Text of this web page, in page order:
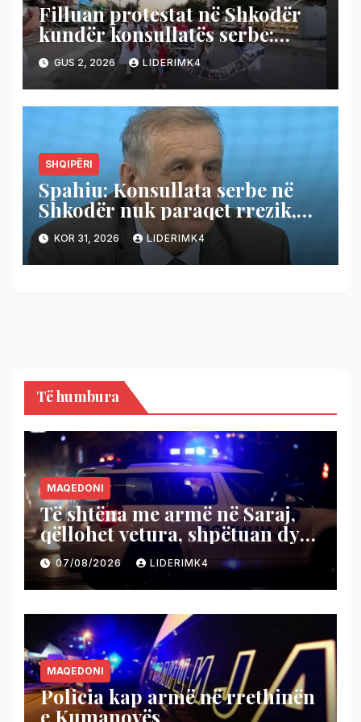
Filluan protestat në Shkodër
kundër konsullatës serbe:
Ende i kemi të freskëta plagët
(Video)
GUS 2, 2026 LIDERIMK4
SHQIPËRI
Spahiu: Konsullata serbe në
Shkodër nuk paraqet rrezik,
Shqipëria të hapë konsullatë
edhe në Novi Pazar!
KOR 31, 2026 LIDERIMK4
Të humbura
MAQEDONI
Të shtëna me armë në Saraj,
qëllohet vetura, shpëtuan dy
persona
07/08/2026 LIDERIMK4
MAQEDONI
Policia kap armë në rrethinën
e Kumanovës